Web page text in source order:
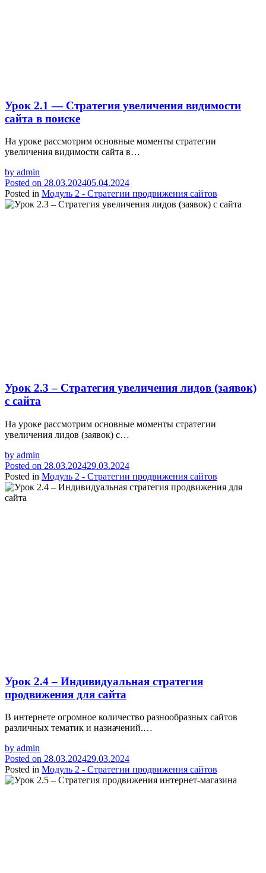
Урок 2.1 — Стратегия увеличения видимости
сайта в поиске
На уроке рассмотрим основные моменты стратегии
увеличения видимости сайта в…
by admin
Posted on 28.03.202405.04.2024
Posted in Модуль 2 - Стратегии продвижения сайтов
Урок 2.3 – Стратегия увеличения лидов (заявок)
с сайта
На уроке рассмотрим основные моменты стратегии
увеличения лидов (заявок) с…
by admin
Posted on 28.03.202429.03.2024
Posted in Модуль 2 - Стратегии продвижения сайтов
Урок 2.4 – Индивидуальная стратегия
продвижения для сайта
В интернете огромное количество разнообразных сайтов
различных тематик и назначений.…
by admin
Posted on 28.03.202429.03.2024
Posted in Модуль 2 - Стратегии продвижения сайтов